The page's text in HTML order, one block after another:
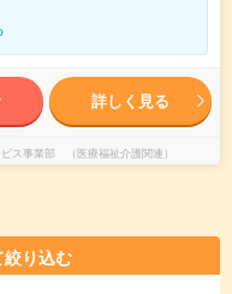
詳しく見る
ス事業部 （医療福祉介護関連）
り込む